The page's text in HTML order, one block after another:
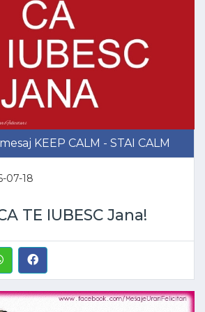
KEEP CALM - STAI CALM
07-18
TE IUBESC Jana!